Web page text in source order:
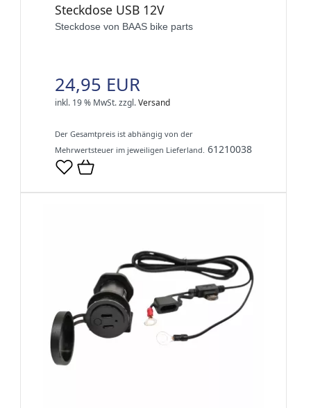
Steckdose USB 12V
Steckdose von BAAS bike parts
24,95 EUR
inkl. 19 % MwSt.zzgl.Versand
Der Gesamtpreis ist abhängig von der
Mehrwertsteuer im jeweiligen Lieferland. 61210038